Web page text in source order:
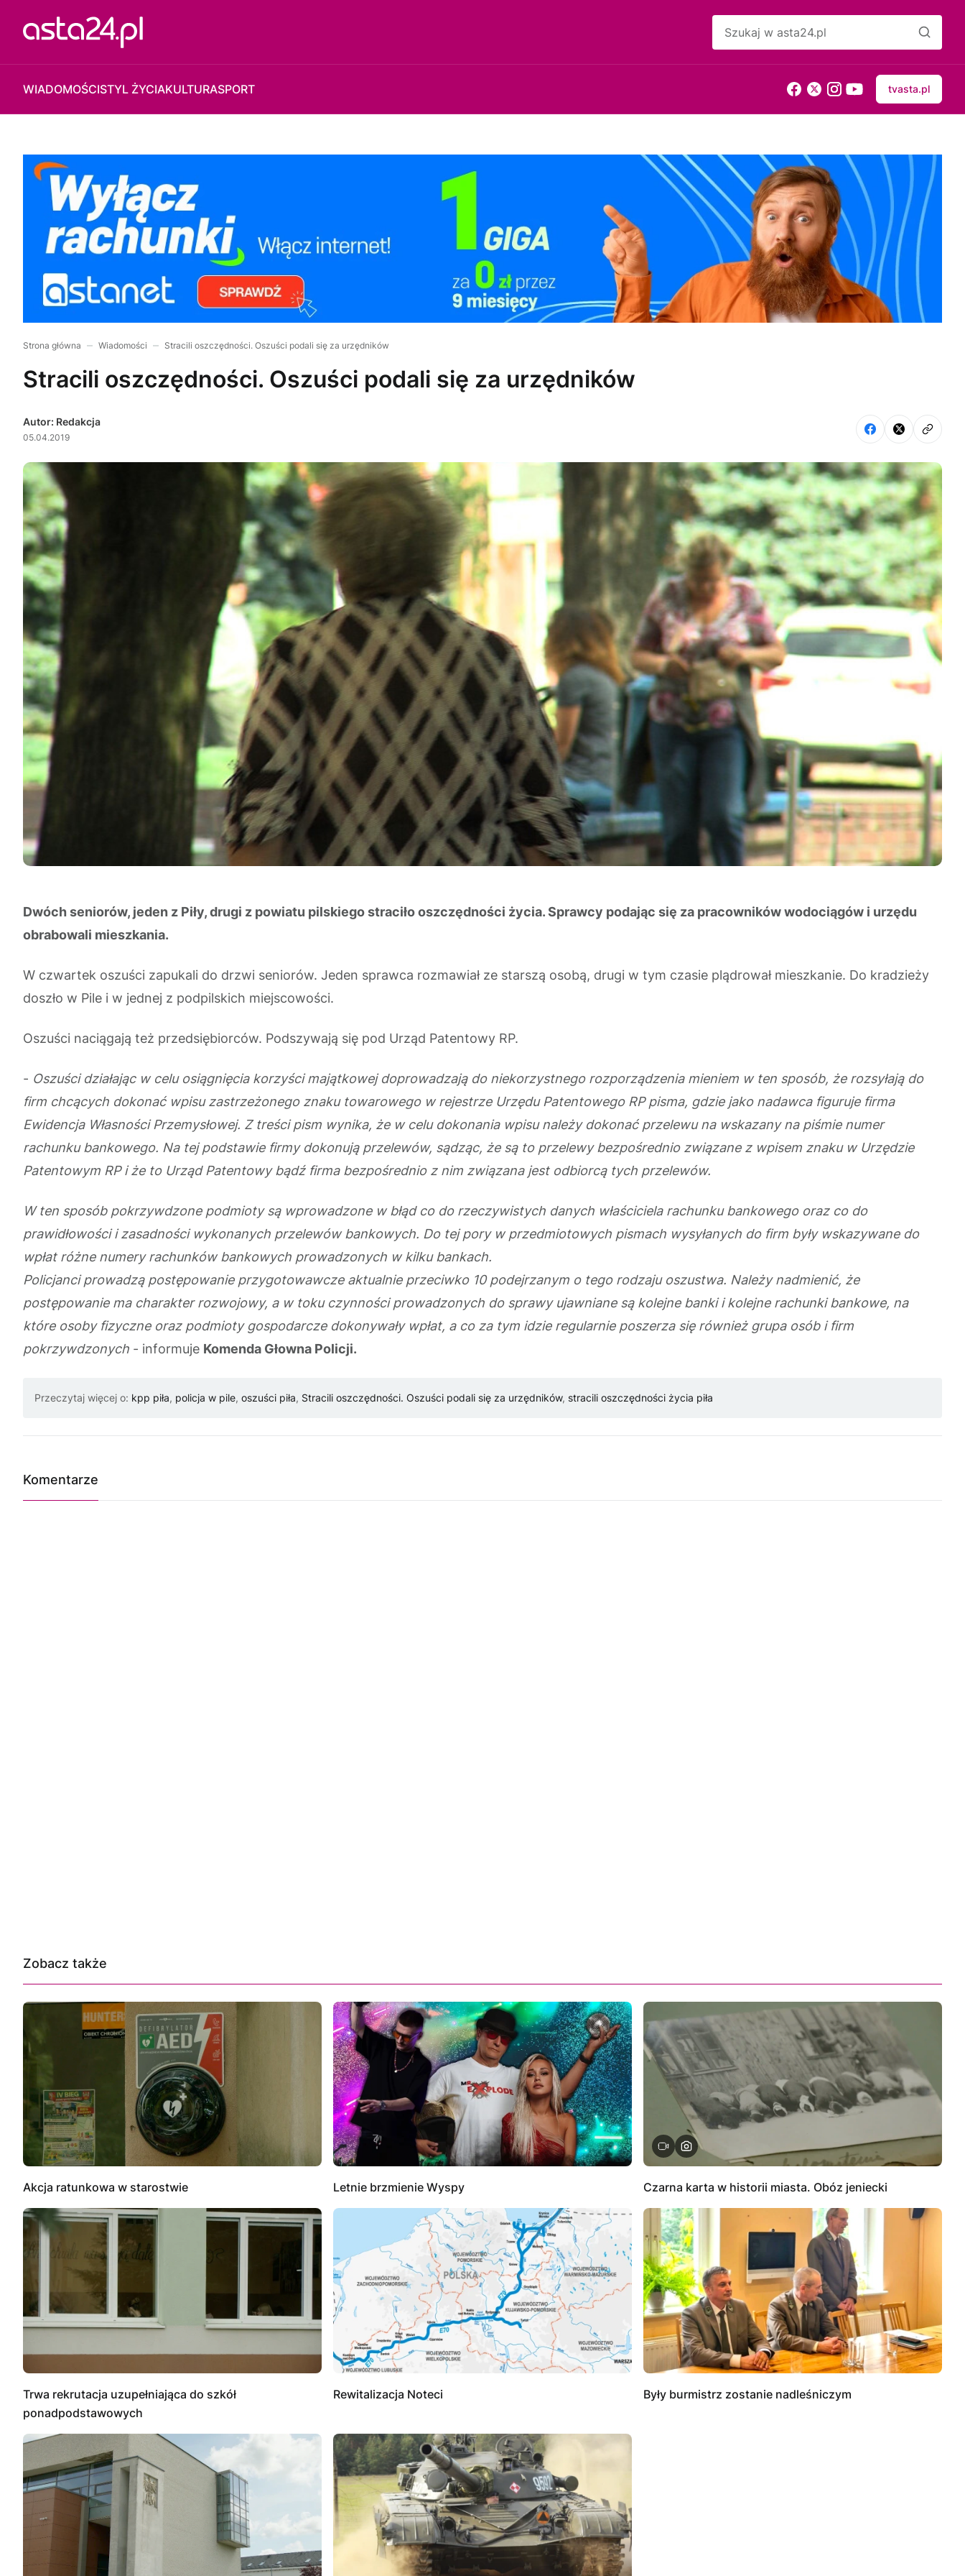
WIADOMOŚCISTYL ŻYCIAKULTURASPORT tvasta.pl
Strona główna Wiadomości Stracili oszczędności. Oszuści podali się za urzędników
Stracili oszczędności. Oszuści podali się za urzędników
Autor: Redakcja
05.04.2019
Dwóch seniorów, jeden z Piły, drugi z powiatu pilskiego straciło oszczędności życia. Sprawcy podając się za pracowników wodociągów i urzędu
obrabowali mieszkania.
W czwartek oszuści zapukali do drzwi seniorów. Jeden sprawca rozmawiał ze starszą osobą, drugi w tym czasie plądrował mieszkanie. Do kradzieży
doszło w Pile i w jednej z podpilskich miejscowości.
Oszuści naciągają też przedsiębiorców. Podszywają się pod Urząd Patentowy RP.
- Oszuści działając w celu osiągnięcia korzyści majątkowej doprowadzają do niekorzystnego rozporządzenia mieniem w ten sposób, że rozsyłają do
firm chcących dokonać wpisu zastrzeżonego znaku towarowego w rejestrze Urzędu Patentowego RP pisma, gdzie jako nadawca figuruje firma
Ewidencja Własności Przemysłowej. Z treści pism wynika, że w celu dokonania wpisu należy dokonać przelewu na wskazany na piśmie numer
rachunku bankowego. Na tej podstawie firmy dokonują przelewów, sądząc, że są to przelewy bezpośrednio związane z wpisem znaku w Urzędzie
Patentowym RP i że to Urząd Patentowy bądź firma bezpośrednio z nim związana jest odbiorcą tych przelewów.
W ten sposób pokrzywdzone podmioty są wprowadzone w błąd co do rzeczywistych danych właściciela rachunku bankowego oraz co do
prawidłowości i zasadności wykonanych przelewów bankowych. Do tej pory w przedmiotowych pismach wysyłanych do firm były wskazywane do
wpłat różne numery rachunków bankowych prowadzonych w kilku bankach.
Policjanci prowadzą postępowanie przygotowawcze aktualnie przeciwko 10 podejrzanym o tego rodzaju oszustwa. Należy nadmienić, że
postępowanie ma charakter rozwojowy, a w toku czynności prowadzonych do sprawy ujawniane są kolejne banki i kolejne rachunki bankowe, na
które osoby fizyczne oraz podmioty gospodarcze dokonywały wpłat, a co za tym idzie regularnie poszerza się również grupa osób i firm
pokrzywdzonych - informuje Komenda Głowna Policji.
Przeczytaj więcej o: kpp piła, policja w pile, oszuści piła, Stracili oszczędności. Oszuści podali się za urzędników, stracili oszczędności życia piła
Komentarze
Zobacz także
Akcja ratunkowa w starostwie Letnie brzmienie Wyspy Czarna karta w historii miasta. Obóz jeniecki
Trwa rekrutacja uzupełniająca do szkół
ponadpodstawowych
Rewitalizacja Noteci Były burmistrz zostanie nadleśniczym